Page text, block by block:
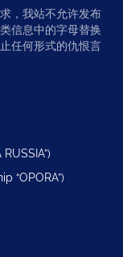
，我站不允许发布
信息中的字母替换
任何形式的仇恨言
“OPORA”)